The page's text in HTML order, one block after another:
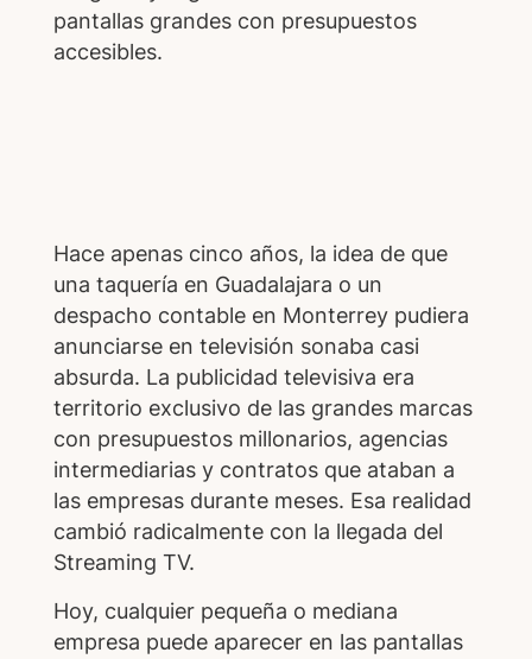
pantallas grandes con presupuestos
accesibles.
Hace apenas cinco años, la idea de que
una taquería en Guadalajara o un
despacho contable en Monterrey pudiera
anunciarse en televisión sonaba casi
absurda. La publicidad televisiva era
territorio exclusivo de las grandes marcas
con presupuestos millonarios, agencias
intermediarias y contratos que ataban a
las empresas durante meses. Esa realidad
cambió radicalmente con la llegada del
Streaming TV.
Hoy, cualquier pequeña o mediana
empresa puede aparecer en las pantallas